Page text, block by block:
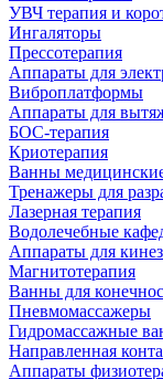
УВЧ терапия и
Ингаляторы
Прессотерапия
Аппараты для
Виброплатформы
Аппараты для
БОС-терапия
Криотерапия
Ванны
Тренажеры для
Лазерная терапия
Водолечебные
Аппараты для
Магнитотерапия
Ванны для
Пневмомассажеры
Гидромассажные
Направленная
Аппараты